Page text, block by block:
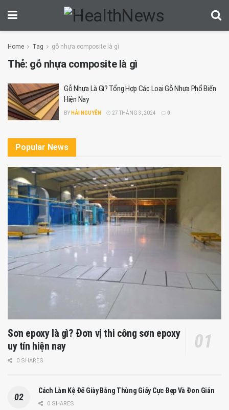
Home Tag gỗ nhựa composite là gì
Thẻ: gỗ nhựa composite là gì
Gỗ Nhựa Là Gì? Tổng Hợp Các Loại Gỗ Nhựa Phổ Biến
Hiện Nay
BY HẢI NGUYỄN 27 THÁNG 3, 2024 0
Popular News
Sơn epoxy là gì? Đơn vị thi công sơn epoxy
uy tín hiện nay
0 SHARES
Cách Làm Kệ Để Giày Bằng Thùng Giấy Cực Đẹp Và Đơn Giản
0 SHARES